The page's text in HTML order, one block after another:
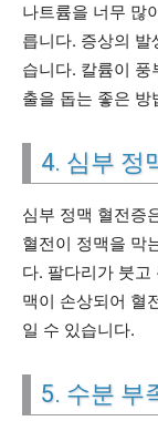
나트륨을 너무 많
릅니다. 증상의 발
습니다. 칼륨이 풍
출을 돕는 좋은 방
4. 심부 정
심부 정맥 혈전증
혈전이 정맥을 막
다. 팔다리가 붓고
맥이 손상되어 혈
일 수 있습니다.
5. 수분 부